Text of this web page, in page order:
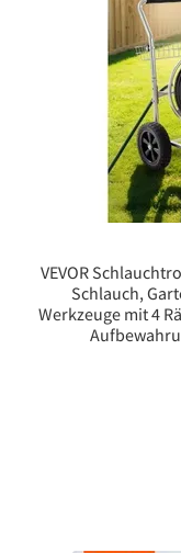
VEVOR
Schlauch,
Werkzeuge mit 4